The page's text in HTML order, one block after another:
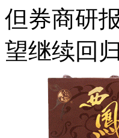
但券商研
望继续回归